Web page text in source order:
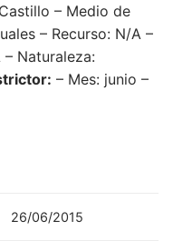
– Medio de
– Recurso: N/A –
Naturaleza:
– Mes: junio –
26/06/2015